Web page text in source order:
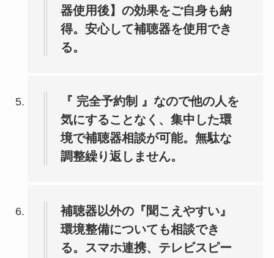
器使用後】の効果をご自身も納
得。安心して補聴器を使用でき
る。
『 完全予約制 』なので他の人を
気にすることなく、集中した環
境で補聴器相談が可能。無駄な
調整繰り返しません。
補聴器以外の『聞こえやすい』
環境整備についても相談でき
る。スマホ連携、テレビスピー